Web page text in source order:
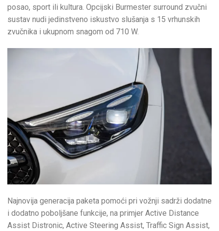
posao, sport ili kultura. Opcijski Burmester surround zvučni
sustav nudi jedinstveno iskustvo slušanja s 15 vrhunskih
zvučnika i ukupnom snagom od 710 W.
Najnovija generacija paketa pomoći pri vožnji sadrži dodatne
i dodatno poboljšane funkcije, na primjer Active Distance
Assist Distronic, Active Steering Assist, Traffic Sign Assist,